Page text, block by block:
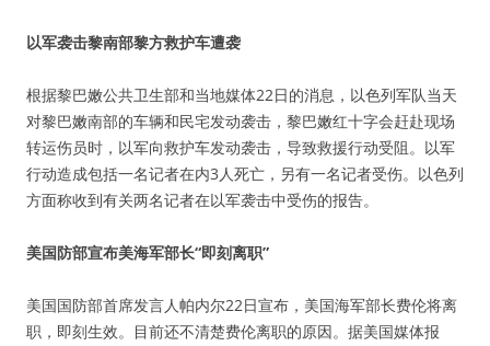
以军袭击黎南部黎方救护车遭袭
根据黎巴嫩公共卫生部和当地媒体22日的消息，以色列军队当天
对黎巴嫩南部的车辆和民宅发动袭击，黎巴嫩红十字会赶赴现场
转运伤员时，以军向救护车发动袭击，导致救援行动受阻。以军
行动造成包括一名记者在内3人死亡，另有一名记者受伤。以色列
方面称收到有关两名记者在以军袭击中受伤的报告。
美国防部宣布美海军部长“即刻离职”
美国国防部首席发言人帕内尔22日宣布，美国海军部长费伦将离
职，即刻生效。目前还不清楚费伦离职的原因。据美国媒体报